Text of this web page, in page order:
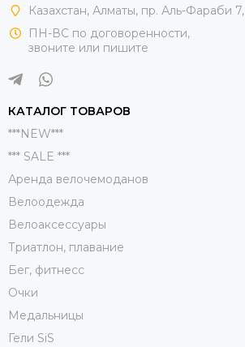
Казахстан, Алматы, пр. Аль-Фараби
ПН-ВС по договоренности,
звоните или пишите
КАТАЛОГ ТОВАРОВ
***NEW***
*** SALE ***
Аренда велочемоданов
Велоодежда
Велоаксессуары
Триатлон, плавание
Бег, фитнесс
Очки
Медальницы
Гели SiS